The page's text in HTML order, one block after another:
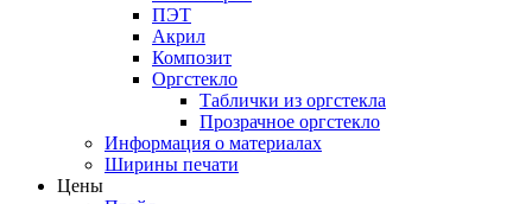
ПЭТ
Акрил
Композит
Оргстекло
Таблички из оргстекла
Прозрачное оргстекло
Информация о материалах
Ширины печати
Цены